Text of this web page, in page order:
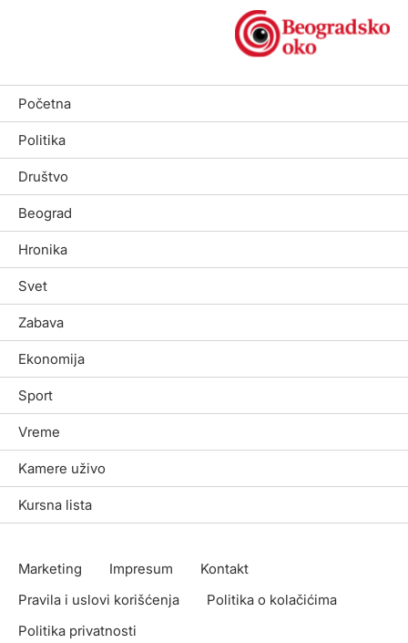
Početna
Politika
Društvo
Beograd
Hronika
Svet
Zabava
Ekonomija
Sport
Vreme
Kamere uživo
Kursna lista
Marketing Impresum
Kontakt
Pravila i uslovi korišćenja
Politika o kolačićima
Politika privatnosti